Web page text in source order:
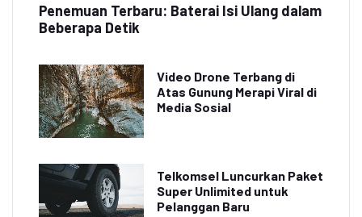
Penemuan Terbaru: Baterai Isi Ulang dalam
Beberapa Detik
Video Drone Terbang di
Atas Gunung Merapi Viral di
Media Sosial
Telkomsel Luncurkan Paket
Super Unlimited untuk
Pelanggan Baru